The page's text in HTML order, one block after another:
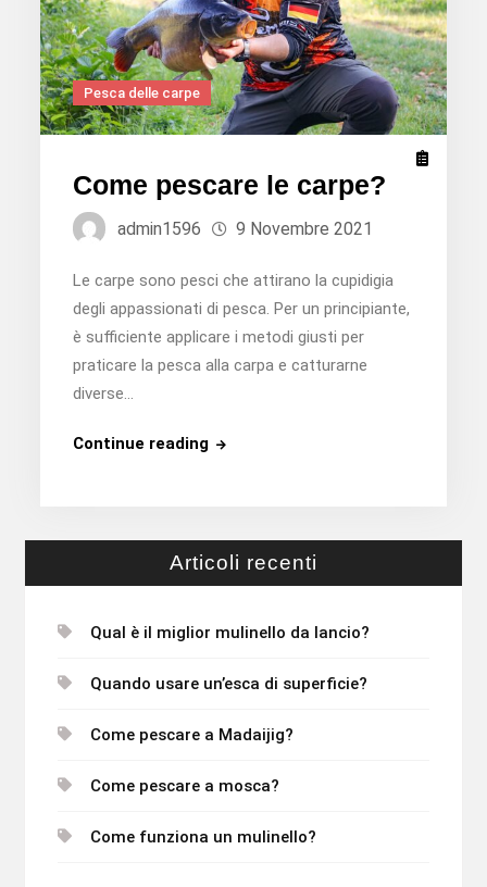
carpa?
Pesca delle carpe
Come pescare le carpe?
admin1596 9 Novembre 2021
Le carpe sono pesci che attirano la cupidigia
degli appassionati di pesca. Per un principiante,
è sufficiente applicare i metodi giusti per
praticare la pesca alla carpa e catturarne
diverse…
Continue readingCome
Articoli recenti
Qual è il miglior mulinello da lancio?
Quando usare un’esca di superficie?
Come pescare a Madaijig?
Come pescare a mosca?
Come funziona un mulinello?